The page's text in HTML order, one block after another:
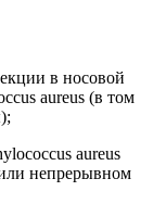
в носовой
aureus (в том
aureus
непрерывном